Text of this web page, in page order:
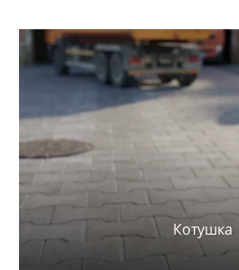
Котушка